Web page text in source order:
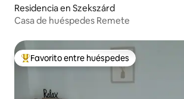
Residencia en Szekszárd
Casa de huéspedes Remete
De los mejores en Favorito entre huéspedes
Favorito entre huéspedes